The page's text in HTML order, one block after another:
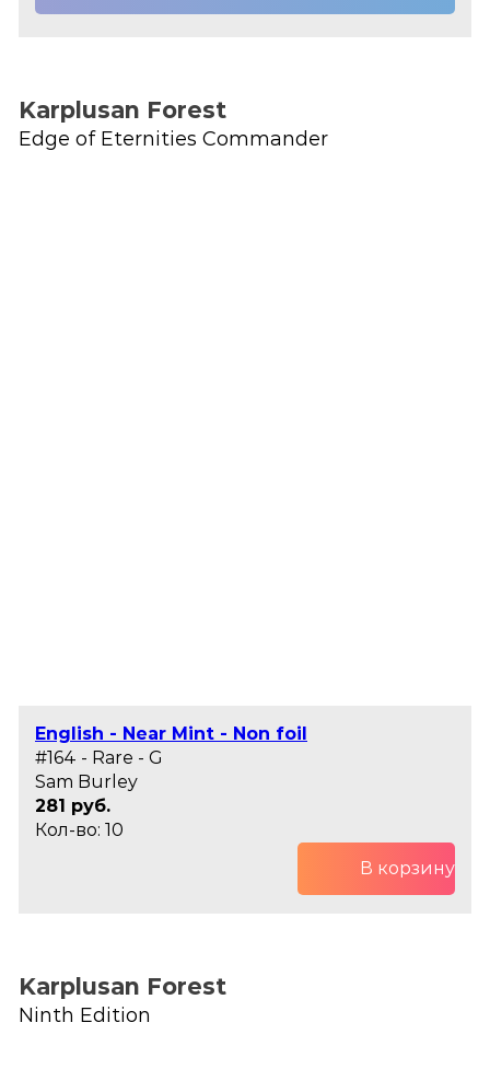
Karplusan Forest
Edge of Eternities Commander
English - Near Mint - Non foil
#164 - Rare - G
Sam Burley
281 руб.
Кол-во: 10
В корзину
Karplusan Forest
Ninth Edition